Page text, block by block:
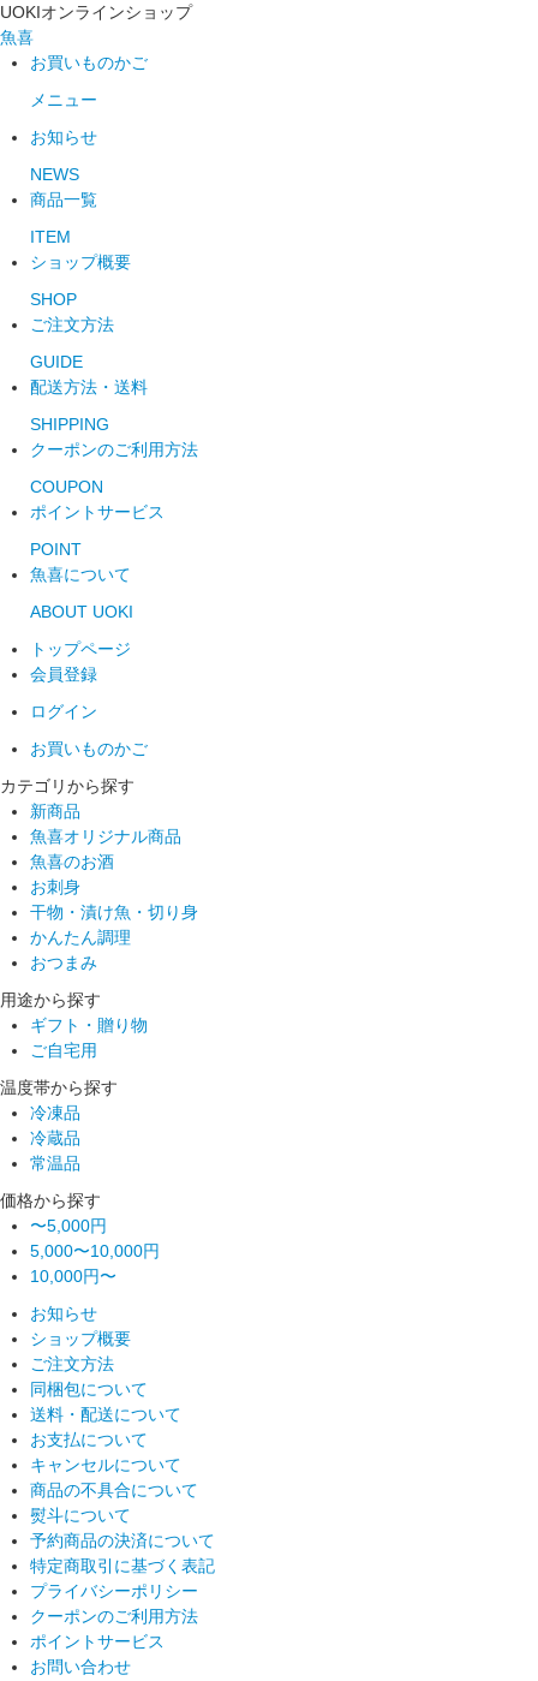
UOKIオンラインショップ
魚喜
お買いものかご
メニュー
お知らせ
NEWS
商品一覧
ITEM
ショップ概要
SHOP
ご注文方法
GUIDE
配送方法・送料
SHIPPING
クーポンのご利用方法
COUPON
ポイントサービス
POINT
魚喜について
ABOUT UOKI
トップページ
会員登録
ログイン
お買いものかご
カテゴリから探す
新商品
魚喜オリジナル商品
魚喜のお酒
お刺身
干物・漬け魚・切り身
かんたん調理
おつまみ
用途から探す
ギフト・贈り物
ご自宅用
温度帯から探す
冷凍品
冷蔵品
常温品
価格から探す
〜5,000円
5,000〜10,000円
10,000円〜
お知らせ
ショップ概要
ご注文方法
同梱包について
送料・配送について
お支払について
キャンセルについて
商品の不具合について
熨斗について
予約商品の決済について
特定商取引に基づく表記
プライバシーポリシー
クーポンのご利用方法
ポイントサービス
お問い合わせ